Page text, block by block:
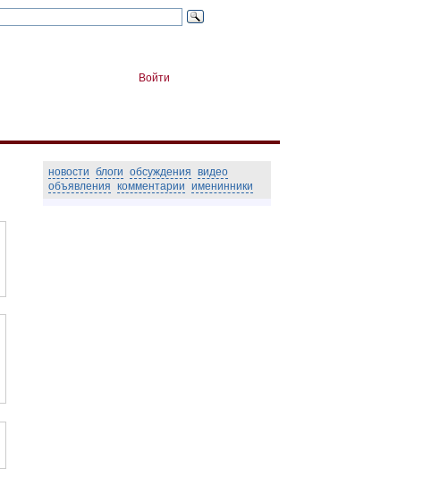
Войти
новости блоги обсуждения видео
объявления комментарии именинники